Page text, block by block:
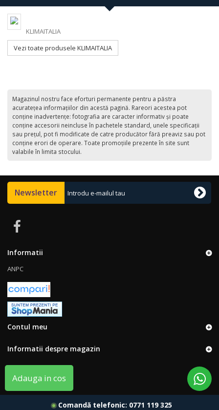
Adauga in cos
KLIMAITALIA
Vezi toate produsele KLIMAITALIA
Magazinul nostru face eforturi permanente pentru a păstra
acurateţea informaţiilor din acestă pagină. Rareori acestea pot
conţine inadvertenţe: fotografia are caracter informativ şi poate
conţine accesorii neincluse în pachetele standard, unele specificaţii
sau preţul, pot fi modificate de catre producător fără preaviz sau pot
conţine erori de operare. Toate promoţiile prezente în site sunt
valabile în limita stocului.
Newsletter
Informatii
ANPC
Contul meu
Informatii despre magazin
Comandă telefonic: 0771 119 325